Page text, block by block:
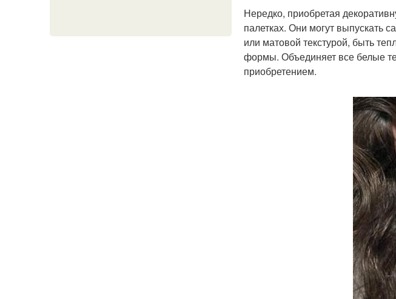
Нередко, приобретая
палетках. Они могут выпускать
или матовой текстурой, быть
формы. Объединяет все белые
приобретением.